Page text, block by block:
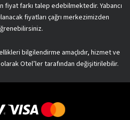
fiyat farkı talep edebilmektedir. Yabancı
fiyatları çağrı merkezimizden
bilgilendirme amaçlıdır, hizmet ve
Otel’ler tarafından değişitirilebilir.